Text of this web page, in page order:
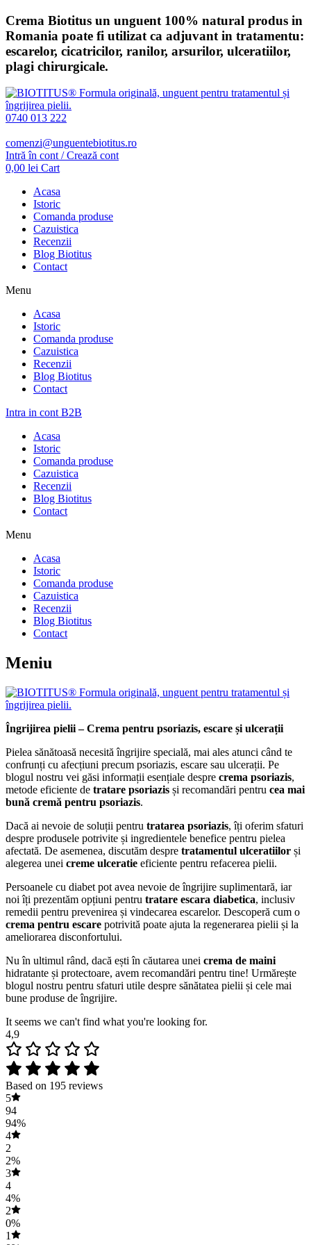
Sari
la
conținut
Crema Biotitus un unguent 100% natural produs in
Romania poate fi utilizat ca adjuvant in tratamentu:
escarelor, cicatricilor, ranilor, arsurilor, ulceratiilor,
plagi chirurgicale.
0740 013 222
comenzi@unguentebiotitus.ro
Intră în cont / Crează cont
0,00 lei Cart
Acasa
Istoric
Comanda produse
Cazuistica
Recenzii
Blog Biotitus
Contact
Menu
Acasa
Istoric
Comanda produse
Cazuistica
Recenzii
Blog Biotitus
Contact
Intra in cont B2B
Acasa
Istoric
Comanda produse
Cazuistica
Recenzii
Blog Biotitus
Contact
Menu
Acasa
Istoric
Comanda produse
Cazuistica
Recenzii
Blog Biotitus
Contact
Meniu
Îngrijirea pielii – Crema pentru psoriazis, escare și ulcerații
Pielea sănătoasă necesită îngrijire specială, mai ales atunci când te
confrunți cu afecțiuni precum psoriazis, escare sau ulcerații. Pe
blogul nostru vei găsi informații esențiale despre crema psoriazis,
metode eficiente de tratare psoriazis și recomandări pentru cea mai
bună cremă pentru psoriazis.
Dacă ai nevoie de soluții pentru tratarea psoriazis, îți oferim sfaturi
despre produsele potrivite și ingredientele benefice pentru pielea
afectată. De asemenea, discutăm despre tratamentul ulceratiilor și
alegerea unei creme ulceratie eficiente pentru refacerea pielii.
Persoanele cu diabet pot avea nevoie de îngrijire suplimentară, iar
noi îți prezentăm opțiuni pentru tratare escara diabetica, inclusiv
remedii pentru prevenirea și vindecarea escarelor. Descoperă cum o
crema pentru escare potrivită poate ajuta la regenerarea pielii și la
ameliorarea disconfortului.
Nu în ultimul rând, dacă ești în căutarea unei crema de maini
hidratante și protectoare, avem recomandări pentru tine! Urmărește
blogul nostru pentru sfaturi utile despre sănătatea pielii și cele mai
bune produse de îngrijire.
It seems we can't find what you're looking for.
4,9
Based on 195 reviews
5
94
94%
4
2
2%
3
4
4%
2
0%
1